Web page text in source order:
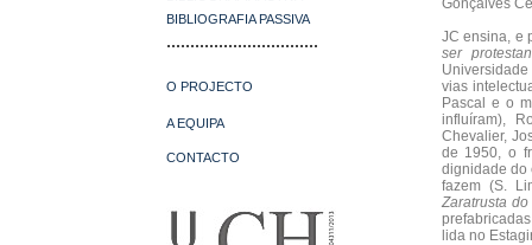
BIBLIOGRAFIA PASSIVA
................................
O PROJECTO
A EQUIPA
CONTACTO
Gonçalves
JC ensina, e
ser
vias
Pascal e o
influíram),
Chevalier,
de 1950, o
dignidade do
fazem (S.
Zaratrusta
lida no